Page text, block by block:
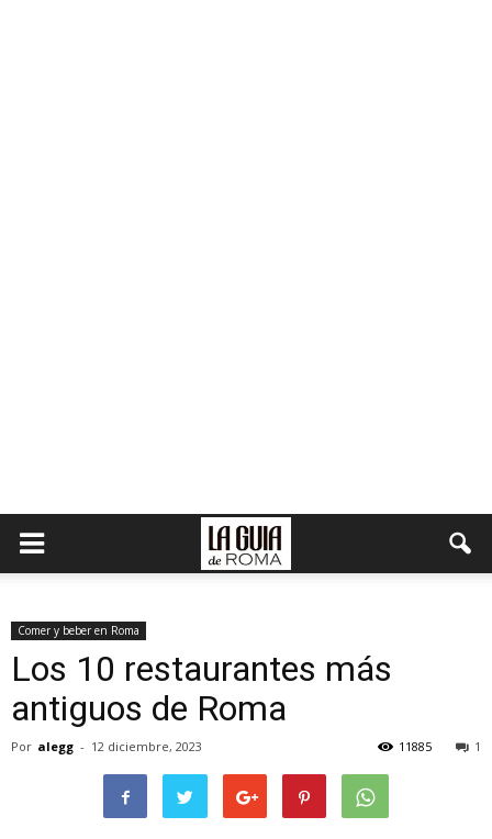
Comer y beber en Roma
Los 10 restaurantes más
antiguos de Roma
Por alegg - 12 diciembre, 2023 1
11885